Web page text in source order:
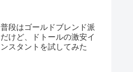
普段はゴールドブレンド派
だけど、ドトールの激安イ
ンスタントを試してみた